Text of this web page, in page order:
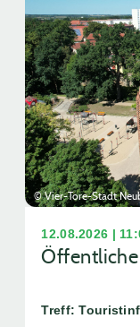
© Vier-Tore-Stadt
12.08.2026 |
Treff: